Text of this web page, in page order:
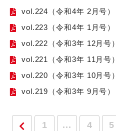
vol.224（令和4年 2月号）
vol.223（令和4年 1月号）
vol.222（令和3年 12月号）
vol.221（令和3年 11月号）
vol.220（令和3年 10月号）
vol.219（令和3年 9月号）
1 ... 4 5